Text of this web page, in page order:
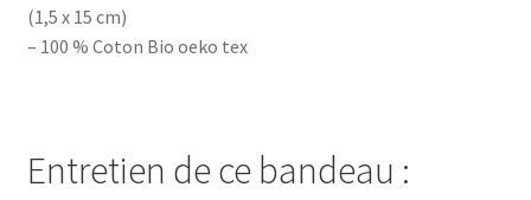
(1,5 x 15 cm)
– 100 % Coton Bio oeko tex
Entretien de ce bandeau :